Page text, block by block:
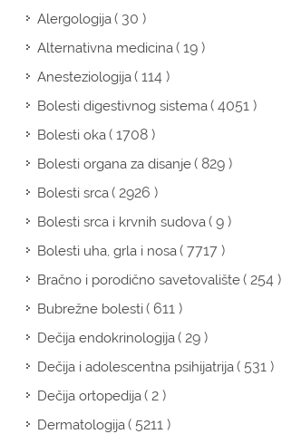
Alergologija( 30 )
Alternativna medicina( 19 )
Anesteziologija( 114 )
Bolesti digestivnog sistema( 4051 )
Bolesti oka( 1708 )
Bolesti organa za disanje( 829 )
Bolesti srca( 2926 )
Bolesti srca i krvnih sudova( 9 )
Bolesti uha, grla i nosa( 7717 )
Bračno i porodično savetovalište( 254 )
Bubrežne bolesti( 611 )
Dečija endokrinologija( 29 )
Dečija i adolescentna psihijatrija( 531 )
Dečija ortopedija( 2 )
Dermatologija( 5211 )